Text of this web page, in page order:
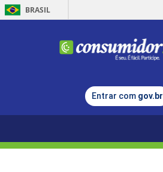
BRASIL
Entrar com gov.br